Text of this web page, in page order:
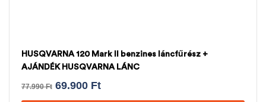
HUSQVARNA 120 Mark II benzines láncfűrész +
AJÁNDÉK HUSQVARNA LÁNC
77.990Ft 69.900 Ft